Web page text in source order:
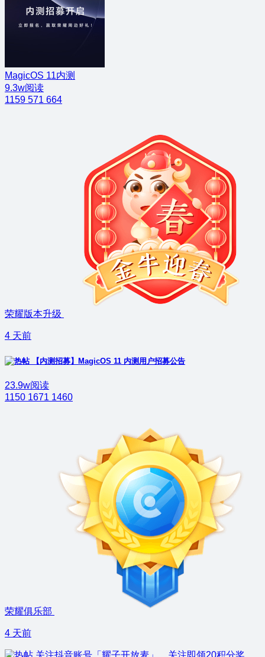
MagicOS 11内测
9.3w阅读
1159 571 664
荣耀版本升级
4 天前
【内测招募】MagicOS 11 内测用户招募公告
23.9w阅读
1150 1671 1460
荣耀俱乐部
4 天前
关注抖音账号「耀子开放麦」，关注即领20积分奖